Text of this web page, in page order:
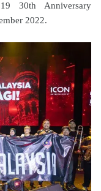
30th Anniversary
2022.